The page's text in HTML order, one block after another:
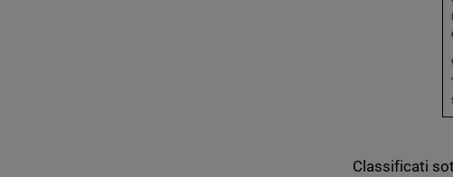
Classificati